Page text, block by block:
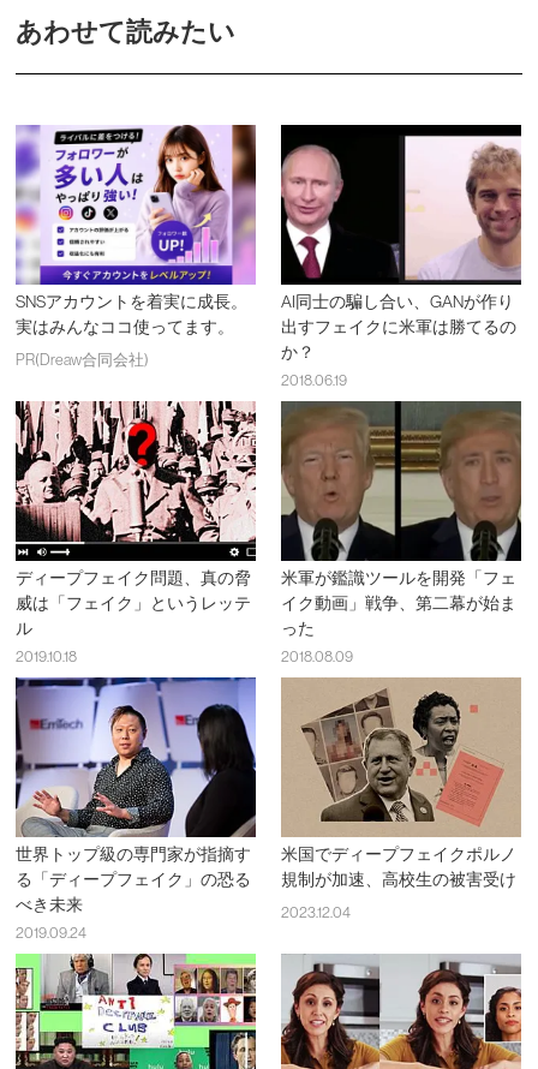
あわせて読みたい
SNSアカウントを着実に成長。
実はみんなココ使ってます。
PR(Dreaw合同会社)
AI同士の騙し合い、GANが作り
出すフェイクに米軍は勝てるの
か？
2018.06.19
ディープフェイク問題、真の脅
威は「フェイク」というレッテ
ル
2019.10.18
米軍が鑑識ツールを開発「フェ
イク動画」戦争、第二幕が始ま
った
2018.08.09
世界トップ級の専門家が指摘す
る「ディープフェイク」の恐る
べき未来
2019.09.24
米国でディープフェイクポルノ
規制が加速、高校生の被害受け
2023.12.04